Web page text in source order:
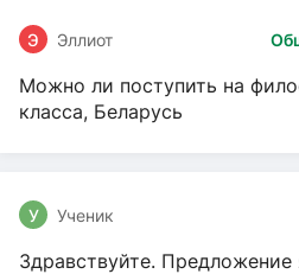
Э Эллиот
Можно ли поступить на
класса, Беларусь
У Ученик
Здравствуйте. Предложение